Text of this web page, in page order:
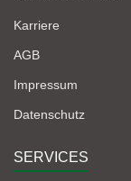
Karriere
AGB
Impressum
Datenschutz
SERVICES